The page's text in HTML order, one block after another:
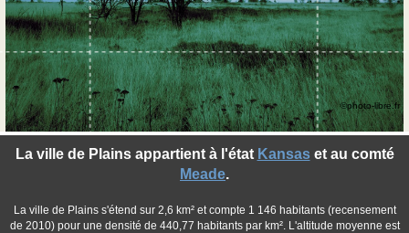
La ville de Plains appartient à l'état Kansaset au comté
Meade.
La ville de Plains s'étend sur 2,6 km² et compte 1 146 habitants (recensement
de 2010) pour une densité de 440,77 habitants par km². L'altitude moyenne est
©photo-libre.fr